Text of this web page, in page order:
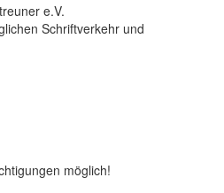
e.V.
Schriftverkehr und
möglich!